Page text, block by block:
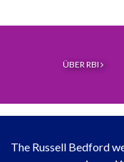
ÜBER RBI
The Russell Bedford